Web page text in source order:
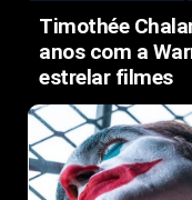
Timothée
anos com a
estrelar filmes